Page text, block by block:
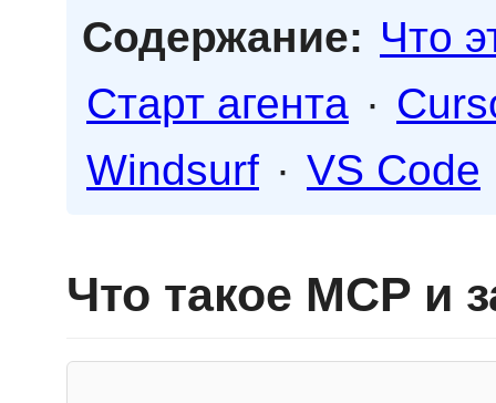
Содержание: Что
Старт агента ·
Windsurf · VS Code
Что такое MCP и